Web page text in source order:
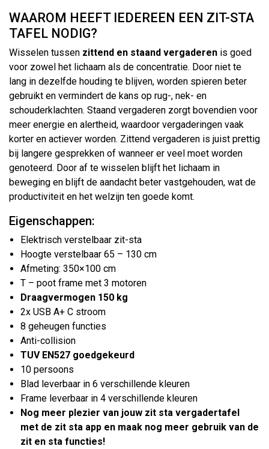
WAAROM HEEFT IEDEREEN EEN ZIT-STA
TAFEL NODIG?
Wisselen tussen zittend en staand vergaderen is goed
voor zowel het lichaam als de concentratie. Door niet te
lang in dezelfde houding te blijven, worden spieren beter
gebruikt en vermindert de kans op rug-, nek- en
schouderklachten. Staand vergaderen zorgt bovendien voor
meer energie en alertheid, waardoor vergaderingen vaak
korter en actiever worden. Zittend vergaderen is juist prettig
bij langere gesprekken of wanneer er veel moet worden
genoteerd. Door af te wisselen blijft het lichaam in
beweging en blijft de aandacht beter vastgehouden, wat de
productiviteit en het welzijn ten goede komt.
Eigenschappen:
Elektrisch verstelbaar zit-sta
Hoogte verstelbaar 65 – 130 cm
Afmeting: 350×100 cm
T – poot frame met 3 motoren
Draagvermogen 150 kg
2x USB A+ C stroom
8 geheugen functies
Anti-collision
TUV EN527 goedgekeurd
10 persoons
Blad leverbaar in 6 verschillende kleuren
Frame leverbaar in 4 verschillende kleuren
Nog meer plezier van jouw zit sta vergadertafel
met de zit sta app en maak nog meer gebruik van de
zit en sta functies!